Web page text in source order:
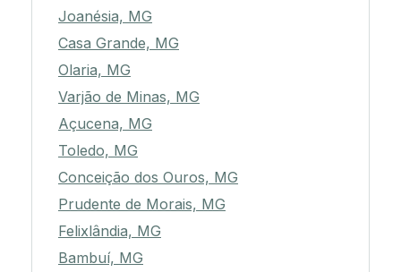
Joanésia, MG
Casa Grande, MG
Olaria, MG
Varjão de Minas, MG
Açucena, MG
Toledo, MG
Conceição dos Ouros, MG
Prudente de Morais, MG
Felixlândia, MG
Bambuí, MG